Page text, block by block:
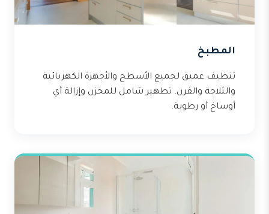
المطبخ
تنظيف عميق لجميع الأسطح والأجهزة الكهربائية
والثلاجة والفرن. تطهير شامل للمخزن وإزالة أي
أوساخ أو رطوبة.